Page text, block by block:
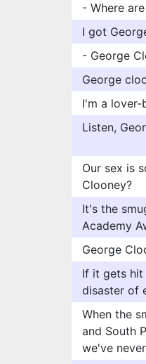
- Where
I got
- George
George
I'm a
Listen,
Our sex is
Clooney?
It's the
Academy
George
If it gets hit
disaster of
When the
and South
we've